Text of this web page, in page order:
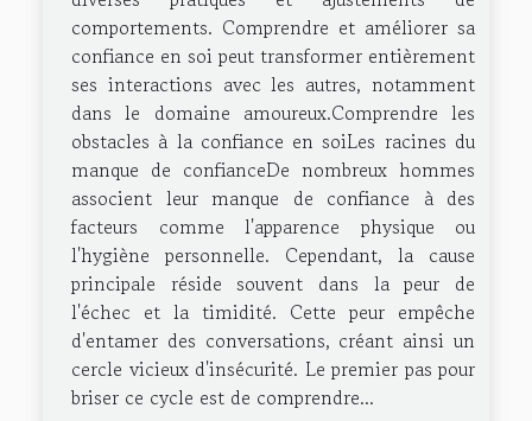
comportements. Comprendre et améliorer sa
confiance en soi peut transformer entièrement
ses interactions avec les autres, notamment
dans le domaine amoureux.Comprendre les
obstacles à la confiance en soiLes racines du
manque de confianceDe nombreux hommes
associent leur manque de confiance à des
facteurs comme l'apparence physique ou
l'hygiène personnelle. Cependant, la cause
principale réside souvent dans la peur de
l'échec et la timidité. Cette peur empêche
d'entamer des conversations, créant ainsi un
cercle vicieux d'insécurité. Le premier pas pour
briser ce cycle est de comprendre...